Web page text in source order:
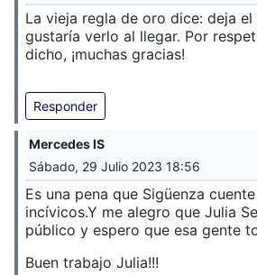
La vieja regla de oro dice: deja
gustaría verlo al llegar. Por
dicho, ¡muchas gracias!
Responder
Mercedes IS
Sábado, 29 Julio 2023 18:56
Es una pena que Sigüenza
incívicos.Y me alegro que Julia
público y espero que esa gente
Buen trabajo Julia!!!